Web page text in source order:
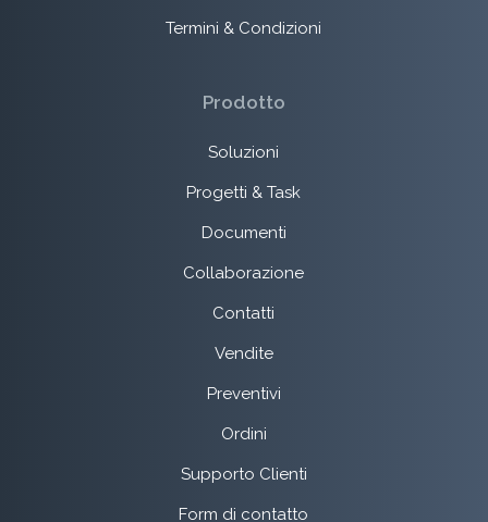
Termini & Condizioni
Prodotto
Soluzioni
Progetti & Task
Documenti
Collaborazione
Contatti
Vendite
Preventivi
Ordini
Supporto Clienti
Form di contatto